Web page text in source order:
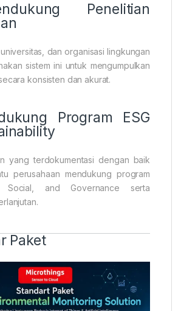
Penelitian
dan organisasi lingkungan
sistem ini untuk mengumpulkan
konsisten dan akurat.
Program ESG
yang terdokumentasi dengan baik
perusahaan mendukung program
Social, and Governance serta
Paket